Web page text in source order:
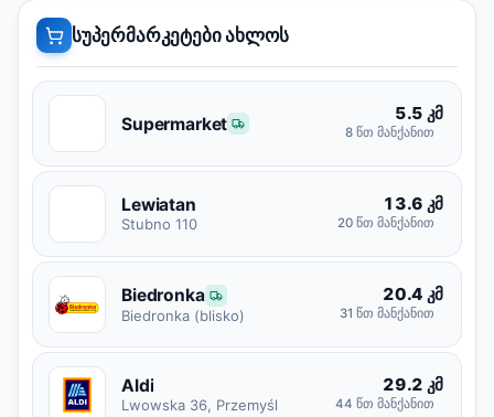
სუპერმარკეტები ახლოს
Supermarket 5.5 კმ
8 წთ მანქანით
Lewiatan
Stubno 110
13.6 კმ
20 წთ მანქანით
Biedronka
Biedronka (blisko)
20.4 კმ
31 წთ მანქანით
Aldi
Lwowska 36, Przemyśl
29.2 კმ
44 წთ მანქანით